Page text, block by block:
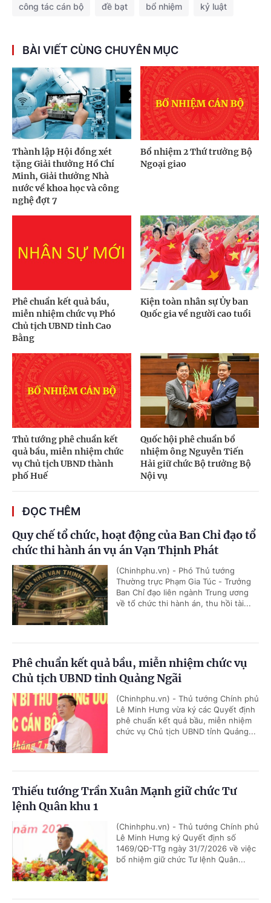
công tác cán bộ đề bạt bổ nhiệm kỷ luật
BÀI VIẾT CÙNG CHUYÊN MỤC
Thành lập Hội đồng xét
tặng Giải thưởng Hồ Chí
Minh, Giải thưởng Nhà
nước về khoa học và công
nghệ đợt 7
Bổ nhiệm 2 Thứ trưởng Bộ
Ngoại giao
Phê chuẩn kết quả bầu,
miễn nhiệm chức vụ Phó
Chủ tịch UBND tỉnh Cao
Bằng
Kiện toàn nhân sự Ủy ban
Quốc gia về người cao tuổi
Thủ tướng phê chuẩn kết
quả bầu, miễn nhiệm chức
vụ Chủ tịch UBND thành
phố Huế
Quốc hội phê chuẩn bổ
nhiệm ông Nguyễn Tiến
Hải giữ chức Bộ trưởng Bộ
Nội vụ
ĐỌC THÊM
Quy chế tổ chức, hoạt động của Ban Chỉ đạo tổ
chức thi hành án vụ án Vạn Thịnh Phát
(Chinhphu.vn) - Phó Thủ tướng
Thường trực Phạm Gia Túc - Trưởng
Ban Chỉ đạo liên ngành Trung ương
về tổ chức thi hành án, thu hồi tài...
Phê chuẩn kết quả bầu, miễn nhiệm chức vụ
Chủ tịch UBND tỉnh Quảng Ngãi
(Chinhphu.vn) - Thủ tướng Chính phủ
Lê Minh Hưng vừa ký các Quyết định
phê chuẩn kết quả bầu, miễn nhiệm
chức vụ Chủ tịch UBND tỉnh Quảng...
Thiếu tướng Trần Xuân Mạnh giữ chức Tư
lệnh Quân khu 1
(Chinhphu.vn) - Thủ tướng Chính phủ
Lê Minh Hưng ký Quyết định số
1469/QĐ-TTg ngày 31/7/2026 về việc
bổ nhiệm giữ chức Tư lệnh Quân...